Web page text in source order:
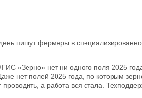
пишут фермеры в
«Зерно» нет ни одного поля 2025
нет полей 2025 года, по которым
проводить, а работа вся стала.